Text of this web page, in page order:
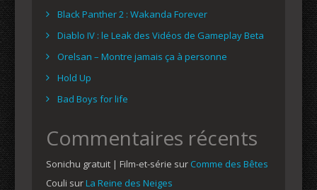
Black Panther 2 : Wakanda Forever
Diablo IV : le Leak des Vidéos de Gameplay Beta
Orelsan – Montre jamais ça à personne
Hold Up
Bad Boys for life
Commentaires récents
Sonichu gratuit | Film-et-série sur Comme des Bêtes
Couli surLa Reine des Neiges